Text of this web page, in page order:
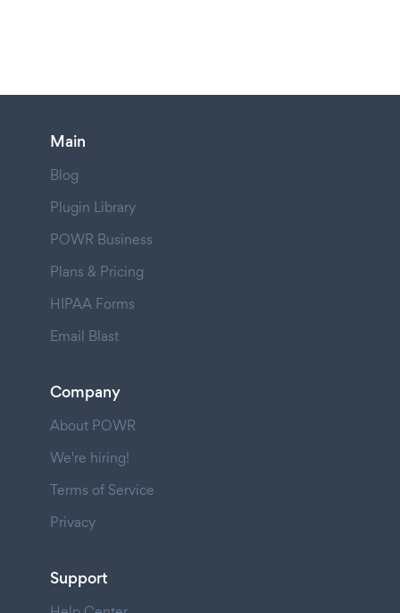
Main
Blog
Plugin Library
POWR Business
Plans & Pricing
HIPAA Forms
Email Blast
Company
About POWR
We're hiring!
Terms of Service
Privacy
Support